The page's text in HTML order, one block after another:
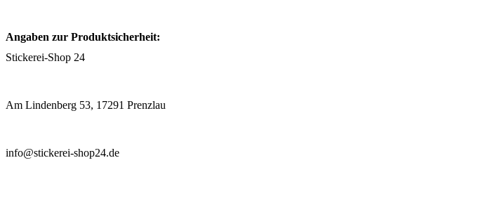
Angaben zur Produktsicherheit:
Stickerei-Shop 24
Am Lindenberg 53, 17291 Prenzlau
info@stickerei-shop24.de